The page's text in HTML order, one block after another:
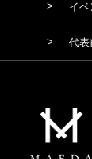
イベ
代表